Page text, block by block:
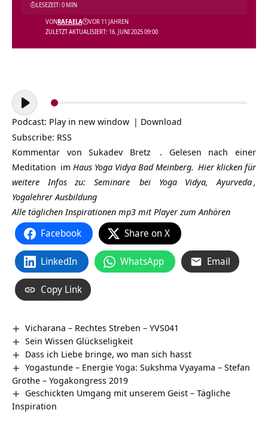
ZULETZT AKTUALISIERT: 16. JUNI 2025 09:00
VONRAFAELA VOR 11 JAHREN
LESEZEIT: 0 MIN
Audio-
Player
Podcast: Play in new window | Download
Subscribe: RSS
Kommentar vonSukadev Bretz
. Gelesen nach einer
Meditation im Haus Yoga Vidya Bad Meinberg. Hier klicken für
weitere Infos zu: Seminare bei Yoga Vidya,Ayurveda,
Yogalehrer Ausbildung
Alle täglichen Inspirationen mp3 mit Player zum Anhören
Facebook Share on X
LinkedIn WhatsApp Email
Copy Link
Vicharana – Rechtes Streben – YVS041
Sein Wissen Glückseligkeit
Dass ich Liebe bringe, wo man sich hasst
Yogastunde – Energie Yoga: Sukshma Vyayama – Stefan
Grothe – Yogakongress 2019
Geschickten Umgang mit unserem Geist – Tägliche
Inspiration